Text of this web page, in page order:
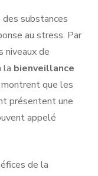
des substances
au stress. Par
niveaux de
la bienveillance
que les
présentent une
appelé
de la